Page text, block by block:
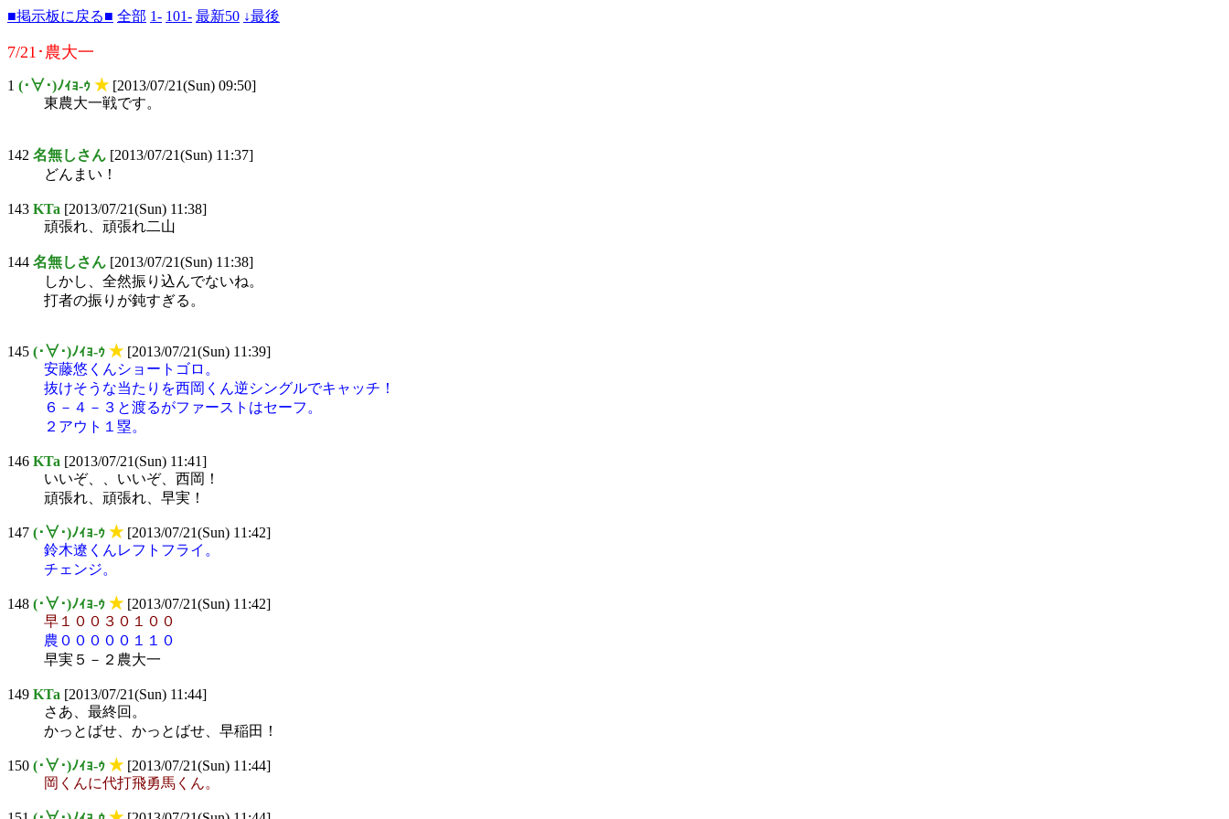
■掲示板に戻る■ 全部 1- 101- 最新50 ↓最後
7/21･農大一
1 (･∀･)ﾉｨｮ-ｩ ★ [2013/07/21(Sun) 09:50]
東農大一戦です。
142 名無しさん [2013/07/21(Sun) 11:37]
どんまい！
143 KTa [2013/07/21(Sun) 11:38]
頑張れ、頑張れ二山
144 名無しさん [2013/07/21(Sun) 11:38]
しかし、全然振り込んでないね。
打者の振りが鈍すぎる。
145 (･∀･)ﾉｨｮ-ｩ ★ [2013/07/21(Sun) 11:39]
安藤悠くんショートゴロ。
抜けそうな当たりを西岡くん逆シングルでキャッチ！
６－４－３と渡るがファーストはセーフ。
２アウト１塁。
146 KTa [2013/07/21(Sun) 11:41]
いいぞ、、いいぞ、西岡！
頑張れ、頑張れ、早実！
147 (･∀･)ﾉｨｮ-ｩ ★ [2013/07/21(Sun) 11:42]
鈴木遼くんレフトフライ。
チェンジ。
148 (･∀･)ﾉｨｮ-ｩ ★ [2013/07/21(Sun) 11:42]
早１００３０１００
農０００００１１０
早実５－２農大一
149 KTa [2013/07/21(Sun) 11:44]
さあ、最終回。
かっとばせ、かっとばせ、早稲田！
150 (･∀･)ﾉｨｮ-ｩ ★ [2013/07/21(Sun) 11:44]
岡くんに代打飛勇馬くん。